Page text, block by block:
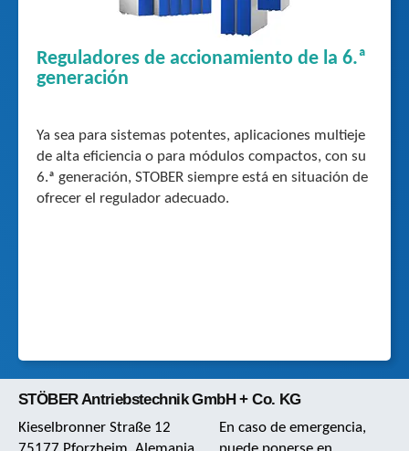
Reguladores de accionamiento de la 6.ª
generación
Ya sea para sistemas potentes, aplicaciones multieje
de alta eficiencia o para módulos compactos, con su
6.ª generación, STOBER siempre está en situación de
ofrecer el regulador adecuado.
STÖBER Antriebstechnik GmbH + Co. KG
Kieselbronner Straße 12
En caso de emergencia,